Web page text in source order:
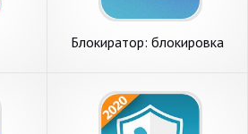
Блокиратор: блокировка